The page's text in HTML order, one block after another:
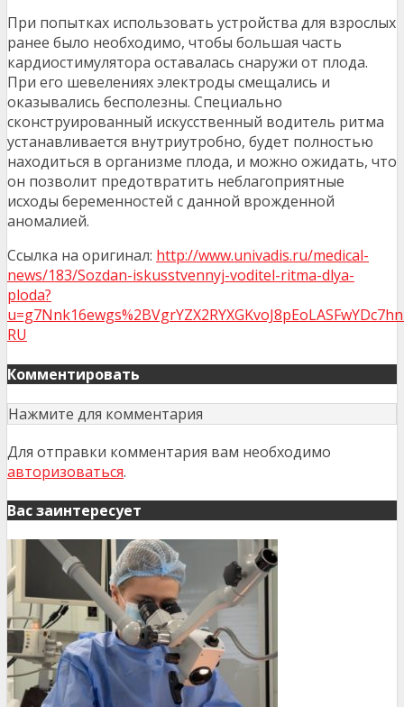
При попытках использовать устройства для взрослых
ранее было необходимо, чтобы большая часть
кардиостимулятора оставалась снаружи от плода.
При его шевелениях электроды смещались и
оказывались бесполезны. Специально
сконструированный искусственный водитель ритма
устанавливается внутриутробно, будет полностью
находиться в организме плода, и можно ожидать, что
он позволит предотвратить неблагоприятные
исходы беременностей с данной врожденной
аномалией.
Ссылка на оригинал: http://www.univadis.ru/medical-
news/183/Sozdan-iskusstvennyj-voditel-ritma-dlya-
ploda?
RU
Комментировать
Нажмите для комментария
Для отправки комментария вам необходимо
авторизоваться.
Вас заинтересует